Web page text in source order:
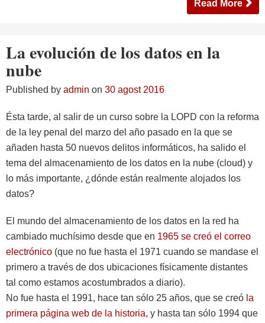
Read More
La evolución de los datos en la
nube
Published by admin on 30 agost 2016
Ésta tarde, al salir de un curso sobre la LOPD con la reforma
de la ley penal del marzo del año pasado en la que se
añaden hasta 50 nuevos delitos informáticos, ha salido el
tema del almacenamiento de los datos en la nube (cloud) y
lo más importante, ¿dónde están realmente alojados los
datos?
El mundo del almacenamiento de los datos en la red ha
cambiado muchísimo desde que en 1965 se creó el correo
electrónico (que no fue hasta el 1971 cuando se mandase el
primero a través de dos ubicaciones físicamente distantes
tal como estamos acostumbrados a diario).
No fue hasta el 1991, hace tan sólo 25 años, que se creó la
primera página web de la historia, y hasta tan sólo 1994 que